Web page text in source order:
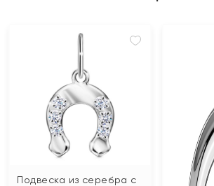
Подвеска из серебра с